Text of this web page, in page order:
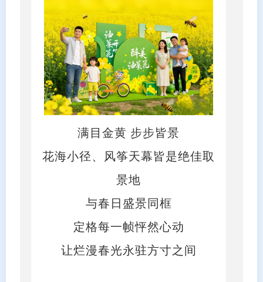
满目金黄 步步皆景
花海小径、风筝天幕皆是绝佳取
景地
与春日盛景同框
定格每一帧怦然心动
让烂漫春光永驻方寸之间